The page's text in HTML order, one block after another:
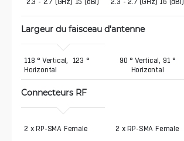
2.3 - 2.7 (GHz) 15 (dBi) 2.3 - 2.7 (GHz) 16 (dBi)
Largeur du faisceau d'antenne
118 ° Vertical,  123 °
Horizontal
90 ° Vertical, 91 °
Horizontal
Connecteurs RF
2 x RP-SMA Female 2 x RP-SMA Female